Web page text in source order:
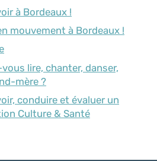
à Bordeaux !
mouvement à Bordeaux !
lire, chanter, danser,
mère ?
conduire et évaluer un
Culture & Santé